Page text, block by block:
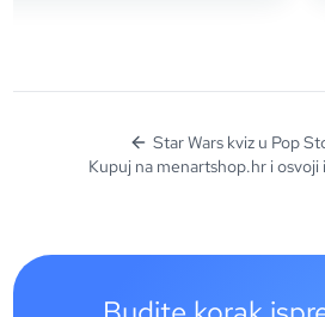
Star Wars kviz u Pop
Kupuj na menartshop.hr i osvoji